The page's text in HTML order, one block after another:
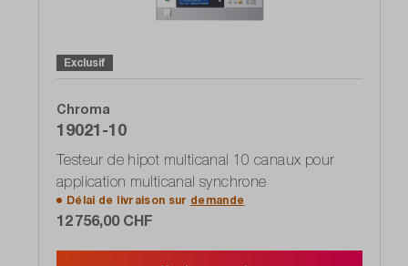
Exclusif
Chroma
19021-10
Testeur de hipot multicanal 10 canaux pour
application multicanal synchrone
Délai de livraison sur demande
12 756,00 CHF